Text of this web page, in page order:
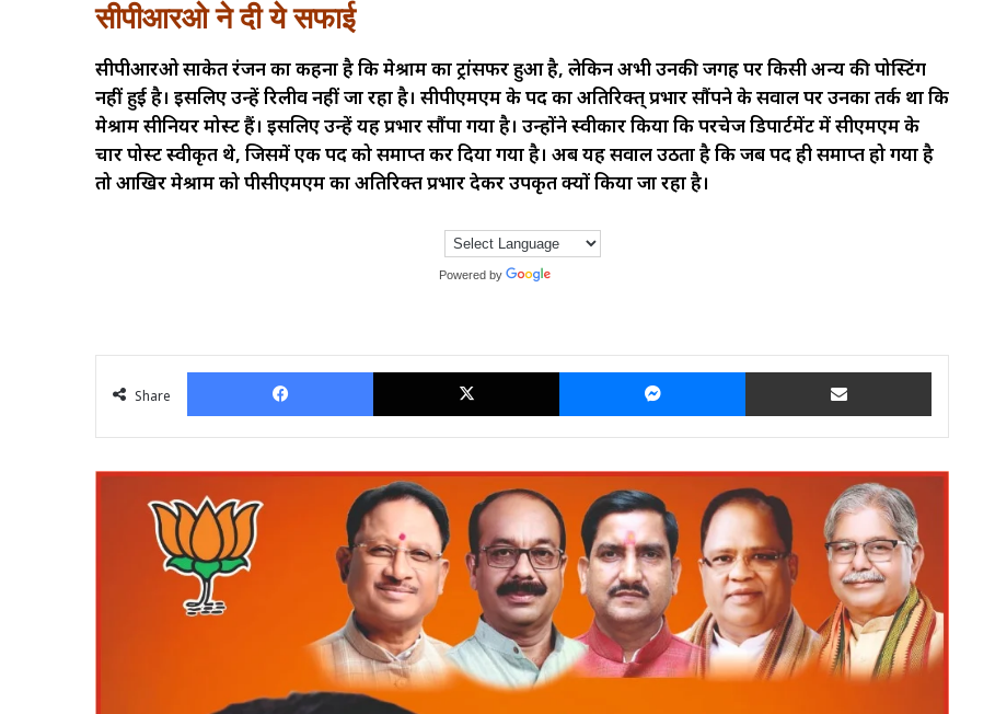
सीपीआरओ ने दी ये सफाई
सीपीआरओ साकेत रंजन का कहना है कि मेश्राम का ट्रांसफर हुआ है, लेकिन अभी उनकी जगह पर किसी अन्य की पोस्टिंग
नहीं हुई है। इसलिए उन्हें रिलीव नहीं जा रहा है। सीपीएमएम के पद का अतिरिक्त् प्रभार सौंपने के सवाल पर उनका तर्क था कि
मेश्राम सीनियर मोस्ट हैं। इसलिए उन्हें यह प्रभार सौंपा गया है। उन्होंने स्वीकार किया कि परचेज डिपार्टमेंट में सीएमएम के
चार पोस्ट स्वीकृत थे, जिसमें एक पद को समाप्त कर दिया गया है। अब यह सवाल उठता है कि जब पद ही समाप्त हो गया है
तो आखिर मेश्राम को पीसीएमएम का अतिरिक्त प्रभार देकर उपकृत क्यों किया जा रहा है।
Powered by
Share
Facebook X Messenger Share via Email